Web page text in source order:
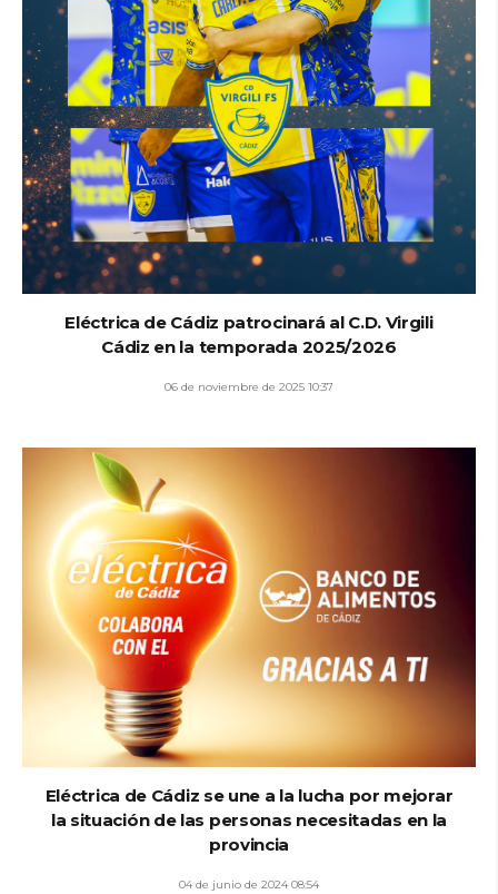
Eléctrica de Cádiz patrocinará al C.D. Virgili
Cádiz en la temporada 2025/2026
06 de noviembre de 2025 10:37
Eléctrica de Cádiz se une a la lucha por mejorar
la situación de las personas necesitadas en la
provincia
04 de junio de 2024 08:54